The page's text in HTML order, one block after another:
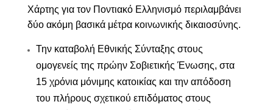
Χάρτης για τον Ποντιακό Ελληνισμόπεριλαμβάνει
δύο ακόμη βασικά μέτρα κοινωνικής δικαιοσύνης.
Την καταβολή Εθνικής Σύνταξης στους
ομογενείς της πρώην Σοβιετικής Ένωσης, στα
15 χρόνια μόνιμης κατοικίας και την απόδοση
του πλήρους σχετικού επιδόματος στους